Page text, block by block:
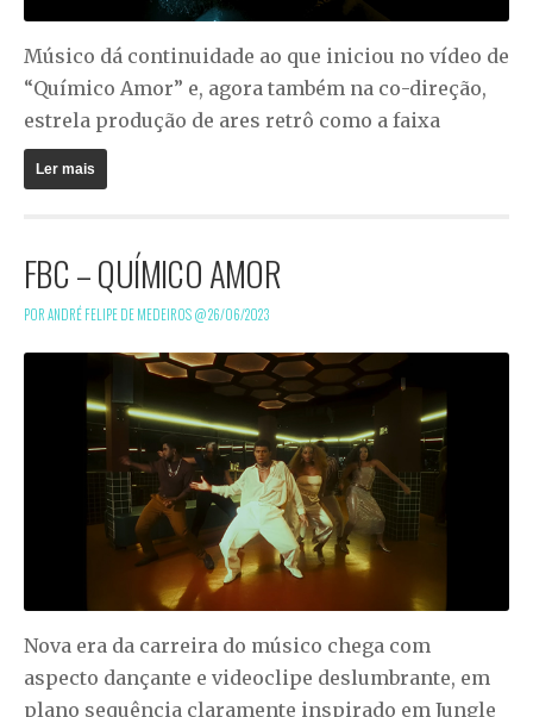
Músico dá continuidade ao que iniciou no vídeo de
“Químico Amor” e, agora também na co-direção,
estrela produção de ares retrô como a faixa
Ler mais
FBC – QUÍMICO AMOR
POR ANDRÉ FELIPE DE MEDEIROS @26/06/2023
Nova era da carreira do músico chega com
aspecto dançante e videoclipe deslumbrante, em
plano sequência claramente inspirado em Jungle